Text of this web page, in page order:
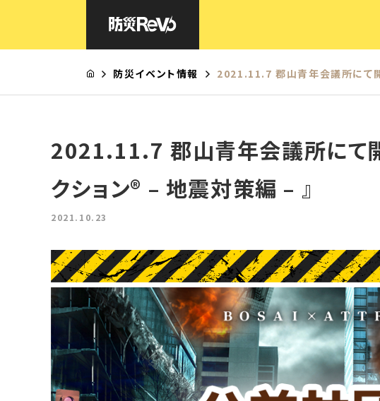
防災Revoとは
イマーシブ型 防災アトラクション(講演×公演)
AR避難体験
避難所運営対策編
防災イベント一覧
会社概要
お問合せ
防災イベント情報 2021.11.7 郡山青年会議所にて
2021.11.7 郡山青年会議所にて
クション® – 地震対策編 – 』
2021.10.23